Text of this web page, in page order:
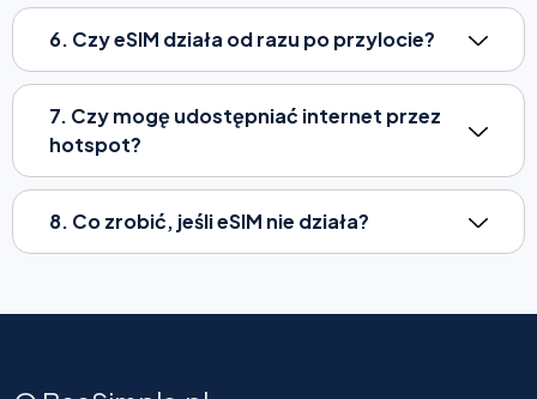
6. Czy eSIM działa od razu po przylocie?
7. Czy mogę udostępniać internet przez
hotspot?
8. Co zrobić, jeśli eSIM nie działa?